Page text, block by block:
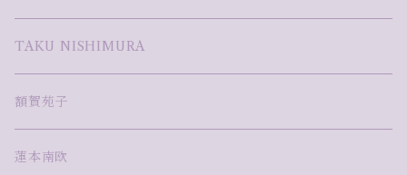
TAKU NISHIMURA
額賀苑子
蓮本南欧